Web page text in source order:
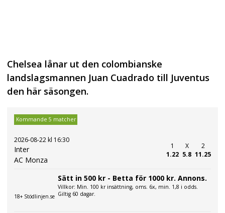
Chelsea lånar ut den colombianske
landslagsmannen Juan Cuadrado till Juventus
den här säsongen.
Kommande 5 matcher
2026-08-22 kl 16:30
Inter
AC Monza
1
1.22
X
5.8
2
11.25
18+ Stödlinjen.se
Sätt in 500 kr - Betta för 1000 kr. Annons.
Villkor: Min. 100 kr insättning, oms. 6x, min. 1,8 i odds.
Giltig 60 dagar.